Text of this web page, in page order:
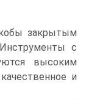
закрытым
с
высоким
и